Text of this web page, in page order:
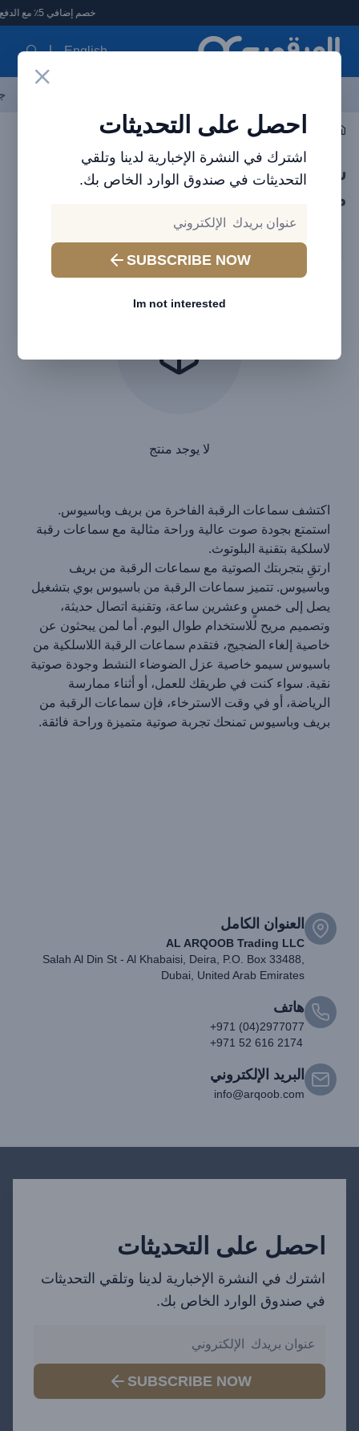
العرقوب - متجر الإلكترونيات في الإمارات
خصم إضافي 5٪ مع الدفع الإلكتروني
English
احصل على التحديثات
اشترك في النشرة الإخبارية لدينا وتلقي
التحديثات في صندوق الوارد الخاص بك.
SUBSCRIBE NOW
Im not interested
صوتي الرقبة سماعة رأس بلوتوث
سماعات رقبة في الإمارات – لاسلكية،
مريحة، وعالية الجودة
Filters
لا يوجد منتج
اكتشف سماعات الرقبة الفاخرة من بريف وباسيوس.
استمتع بجودة صوت عالية وراحة مثالية مع سماعات رقبة
لاسلكية بتقنية البلوتوث.
ارتقِ بتجربتك الصوتية مع سماعات الرقبة من بريف
وباسيوس. تتميز سماعات الرقبة من باسيوس بوي بتشغيل
يصل إلى خمسٍ وعشرين ساعة، وتقنية اتصال حديثة،
وتصميم مريح للاستخدام طوال اليوم. أما لمن يبحثون عن
خاصية إلغاء الضجيج، فتقدم سماعات الرقبة اللاسلكية من
باسيوس سيمو خاصية عزل الضوضاء النشط وجودة صوتية
نقية. سواء كنت في طريقك للعمل، أو أثناء ممارسة
الرياضة، أو في وقت الاسترخاء، فإن سماعات الرقبة من
بريف وباسيوس تمنحك تجربة صوتية متميزة وراحة فائقة.
العنوان الكامل
AL ARQOOB Trading LLC
Salah Al Din St - Al Khabaisi, Deira, P.O. Box 33488,
Dubai, United Arab Emirates
هاتف
+971 (04)2977077
+971 52 616 2174
البريد الإلكتروني
info@arqoob.com
احصل على التحديثات
اشترك في النشرة الإخبارية لدينا وتلقي التحديثات
في صندوق الوارد الخاص بك.
SUBSCRIBE NOW